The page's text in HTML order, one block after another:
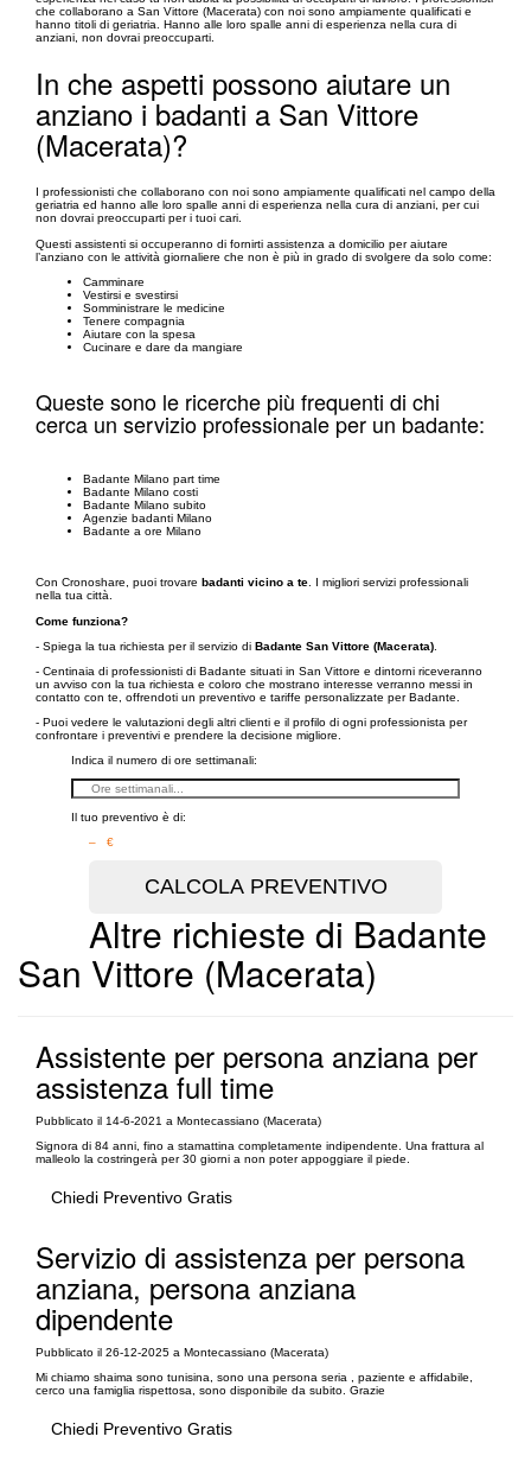
che collaborano a San Vittore (Macerata) con noi sono ampiamente qualificati e
hanno titoli di geriatria. Hanno alle loro spalle anni di esperienza nella cura di
anziani, non dovrai preoccuparti.
In che aspetti possono aiutare un
anziano i badanti a San Vittore
(Macerata)?
I professionisti che collaborano con noi sono ampiamente qualificati nel campo della
geriatria ed hanno alle loro spalle anni di esperienza nella cura di anziani, per cui
non dovrai preoccuparti per i tuoi cari.
Questi assistenti si occuperanno di fornirti assistenza a domicilio per aiutare
l’anziano con le attività giornaliere che non è più in grado di svolgere da solo come:
Camminare
Vestirsi e svestirsi
Somministrare le medicine
Tenere compagnia
Aiutare con la spesa
Cucinare e dare da mangiare
Queste sono le ricerche più frequenti di chi
cerca un servizio professionale per un badante:
Badante Milano part time
Badante Milano costi
Badante Milano subito
Agenzie badanti Milano
Badante a ore Milano
Con Cronoshare, puoi trovare badanti vicino a te . I migliori servizi professionali
nella tua città.
Come funziona?
- Spiega la tua richiesta per il servizio di Badante San Vittore (Macerata)
- Centinaia di professionisti di Badante situati in San Vittore e dintorni riceveranno
un avviso con la tua richiesta e coloro che mostrano interesse verranno messi in
contatto con te, offrendoti un preventivo e tariffe personalizzate per Badante.
- Puoi vedere le valutazioni degli altri clienti e il profilo di ogni professionista per
confrontare i preventivi e prendere la decisione migliore.
Indica il numero di ore settimanali:
Il tuo preventivo è di:
– €
Altre richieste di Badante
San Vittore (Macerata)
Assistente per persona anziana per
assistenza full time
Pubblicato il 14-6-2021 a Montecassiano (Macerata)
Signora di 84 anni, fino a stamattina completamente indipendente. Una frattura al
malleolo la costringerà per 30 giorni a non poter appoggiare il piede.
Chiedi Preventivo Gratis
Servizio di assistenza per persona
anziana, persona anziana
dipendente
Pubblicato il 26-12-2025 a Montecassiano (Macerata)
Mi chiamo shaima sono tunisina, sono una persona seria , paziente e affidabile,
cerco una famiglia rispettosa, sono disponibile da subito. Grazie
Chiedi Preventivo Gratis